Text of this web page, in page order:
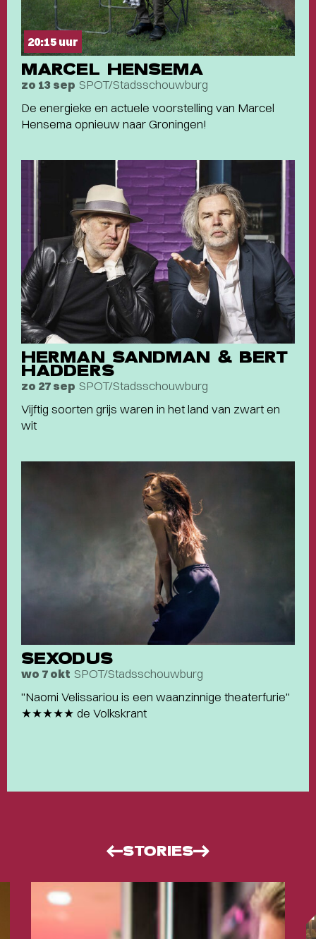
20:15 uur
MARCEL HENSEMA
zo 13 sep SPOT/Stadsschouwburg
De energieke en actuele voorstelling van Marcel
Hensema opnieuw naar Groningen!
HERMAN SANDMAN & BERT
HADDERS
zo 27 sep SPOT/Stadsschouwburg
Vijftig soorten grijs waren in het land van zwart en
wit
SEXODUS
wo 7 okt SPOT/Stadsschouwburg
"Naomi Velissariou is een waanzinnige theaterfurie"
★★★★★ de Volkskrant
STORIES